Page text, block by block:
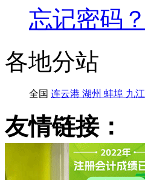
忘记密码？
各地分站
全国 连云港 湖州 蚌埠 九江
友情链接：